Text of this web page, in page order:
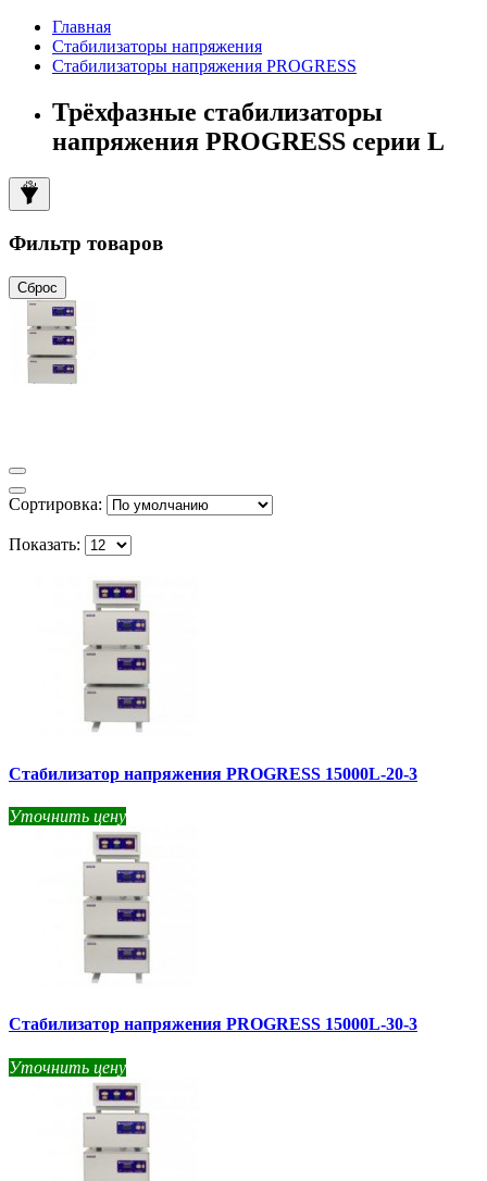
Главная
Стабилизаторы напряжения
Стабилизаторы напряжения PROGRESS
Трёхфазные стабилизаторы
напряжения PROGRESS серии L
Фильтр товаров
Сброс
Сортировка:
Показать:
Стабилизатор напряжения PROGRESS 15000L-20-3
Уточнить цену
Стабилизатор напряжения PROGRESS 15000L-30-3
Уточнить цену